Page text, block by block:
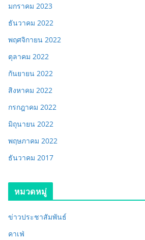
มกราคม 2023
ธันวาคม 2022
พฤศจิกายน 2022
ตุลาคม 2022
กันยายน 2022
สิงหาคม 2022
กรกฎาคม 2022
มิถุนายน 2022
พฤษภาคม 2022
ธันวาคม 2017
หมวดหมู่
ข่าวประชาสัมพันธ์
คาเฟ่